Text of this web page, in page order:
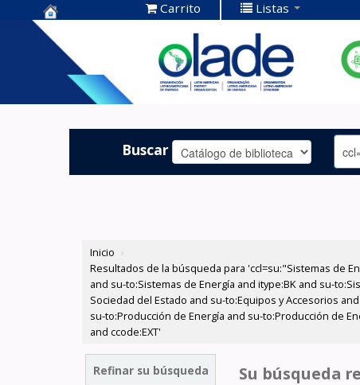
Centro de
Documentación
OLADE -
Carrito Listas
Buscar
Inicio ›
Resultados de la búsqueda para 'ccl=su:"Sistemas de
and su-to:Sistemas de Energía and itype:BK and su-
Sociedad del Estado and su-to:Equipos y Accesorios
su-to:Producción de Energía and su-to:Producción de
and ccode:EXT'
Refinar su búsqueda Su búsqueda